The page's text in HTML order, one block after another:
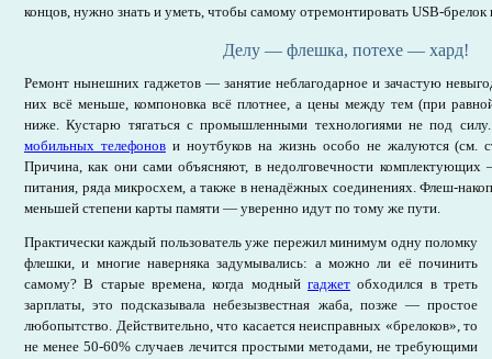
концов, нужно знать и уметь, чтобы самому отремонтировать USB-брелок
Делу — флешка, потехе — хард!
Ремонт нынешних гаджетов — занятие неблагодарное и зачастую
них всё меньше, компоновка всё плотнее, а цены между тем (при
ниже. Кустарю тягаться с промышленными технологиями не под
мобильных телефонови ноутбуков на жизнь особо не жалуются (см.
Причина, как они сами объясняют, в недолговечности комплектующих
питания, ряда микросхем, а также в ненадёжных соединениях. Флеш-
меньшей степени карты памяти — уверенно идут по тому же пути.
Практически каждый пользователь уже пережил минимум одну поломку
флешки, и многие наверняка задумывались: а можно ли её починить
самому? В старые времена, когда модный гаджет обходился в треть
зарплаты, это подсказывала небезызвестная жаба, позже — простое
любопытство. Действительно, что касается неисправных «брелоков», то
не менее 50-60% случаев лечится простыми методами, не требующими